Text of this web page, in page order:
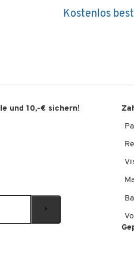
Kostenlos
und 10,-€ sichern!